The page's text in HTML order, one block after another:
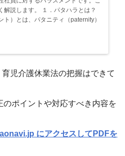
解説します。 １．パタハラとは？
）とは、パタニティ（paternity）
児介護休業法の把握はできて
のポイントや対応すべき内容を
にアクセスしてPDFを